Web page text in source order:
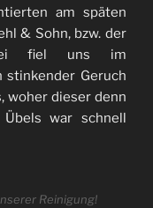
am späten
& Sohn, bzw. der
fiel uns im
stinkender Geruch
woher dieser denn
war schnell
Reinigung!